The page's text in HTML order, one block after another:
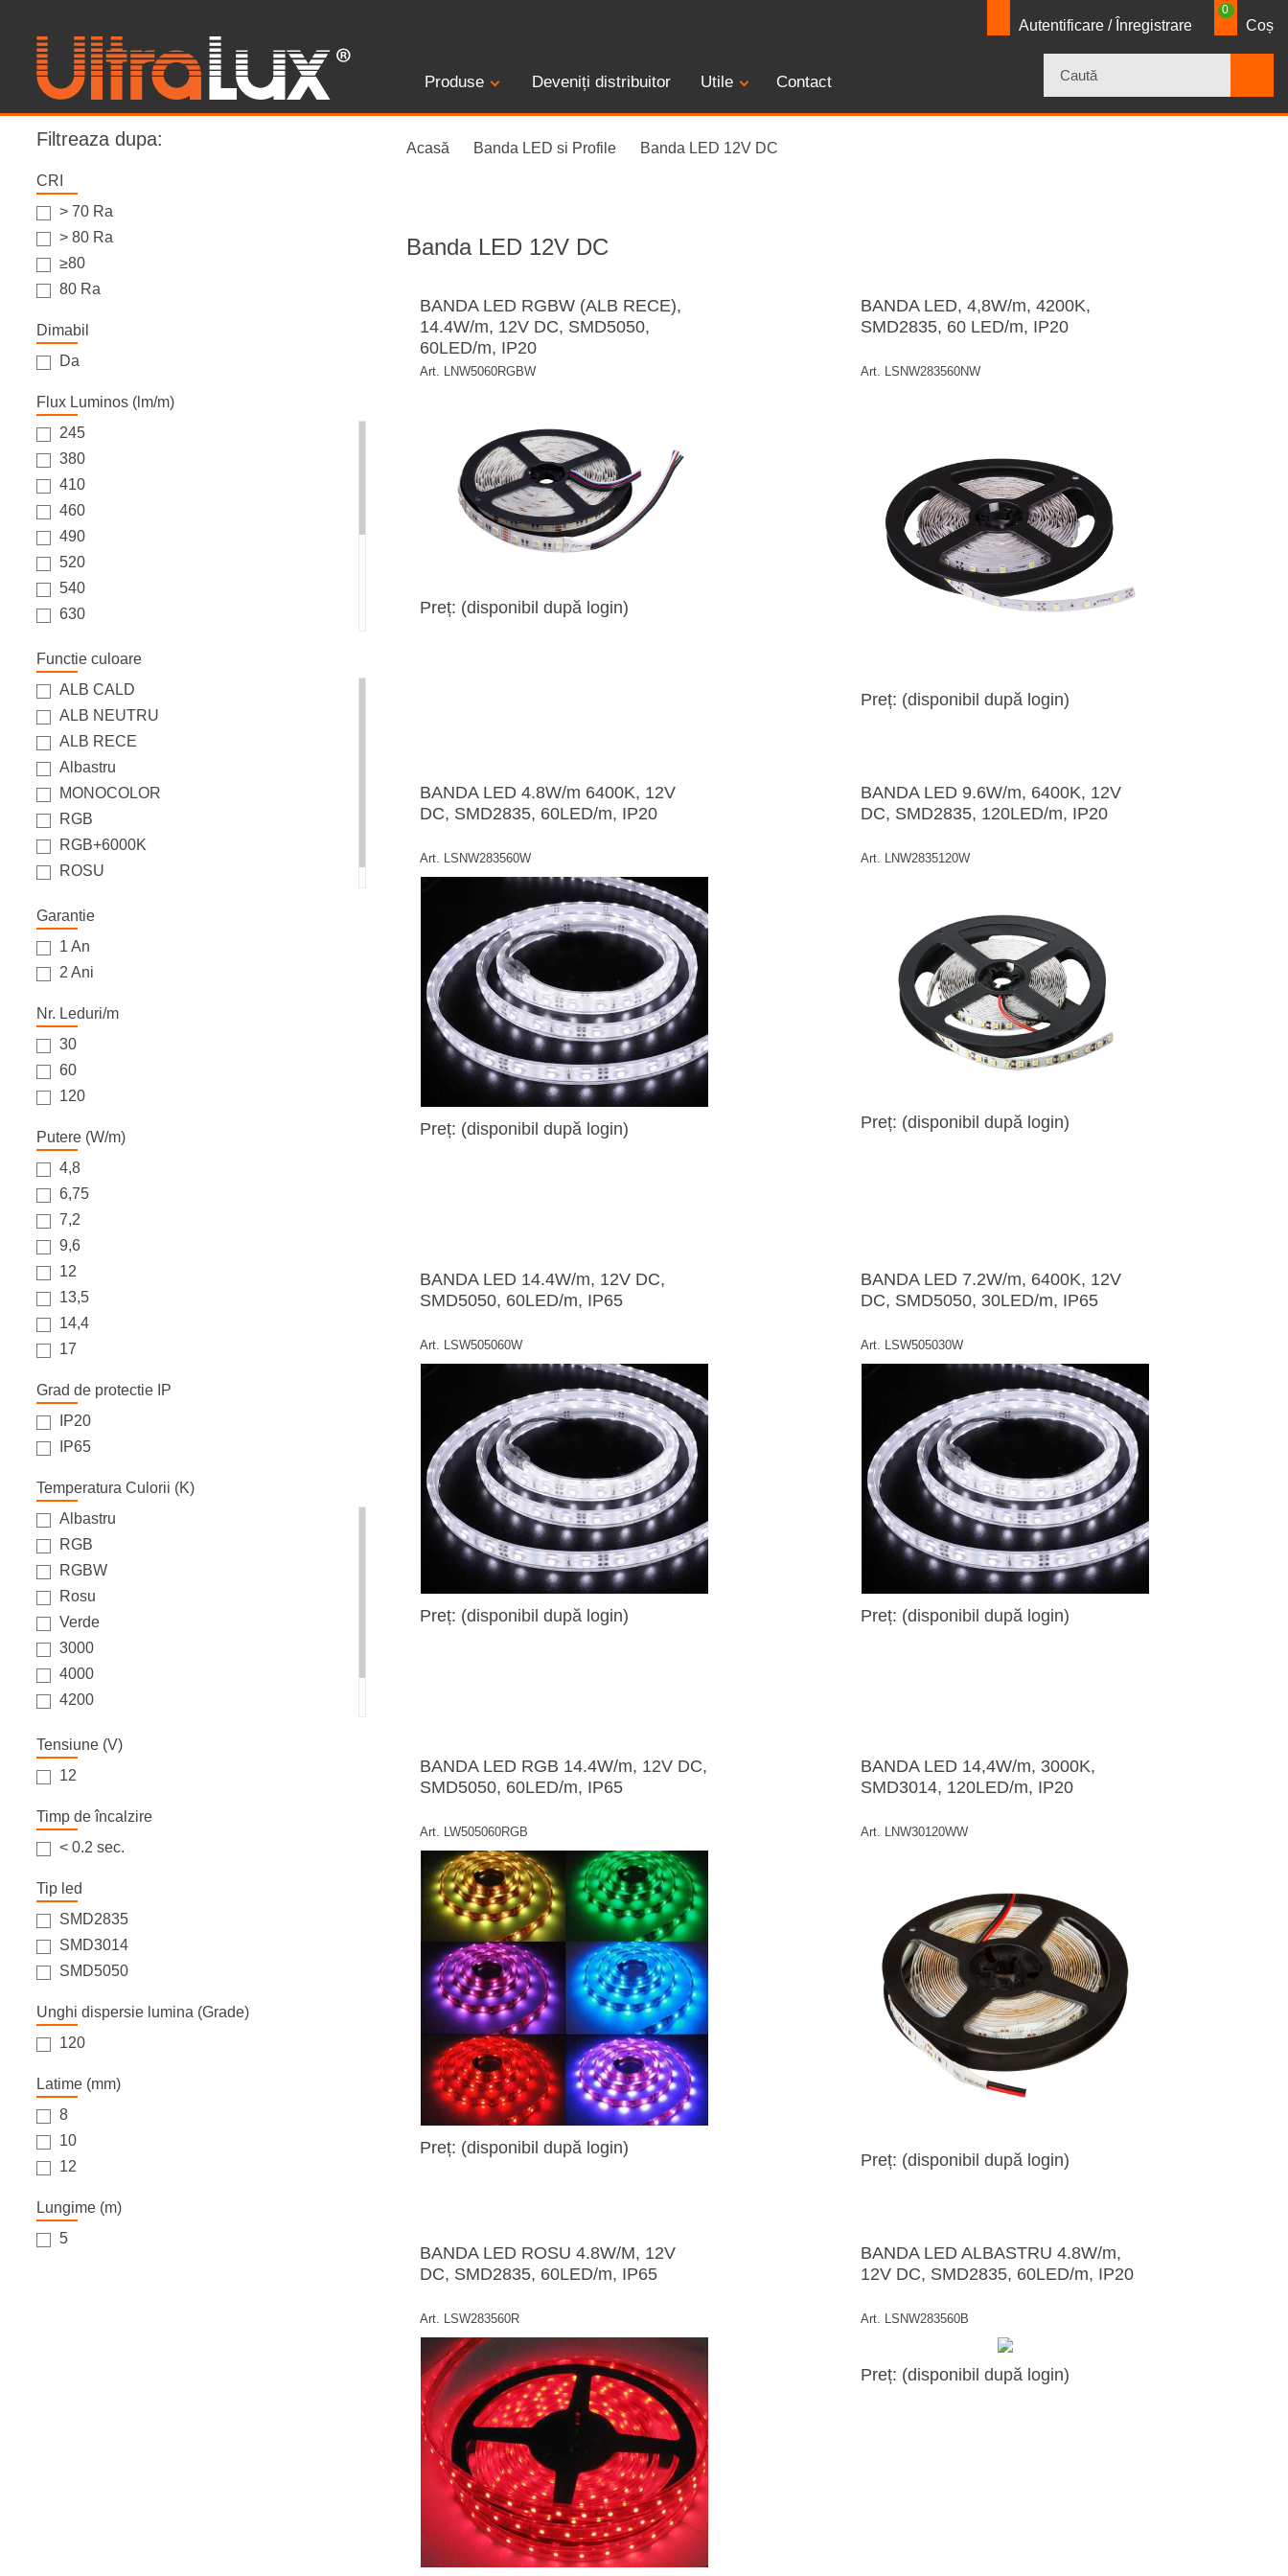
×
Produse Deveniți distribuitor Utile Contact
Autentificare / Înregistrare
0
Coș
Filtreaza dupa:
CRI
> 70 Ra
> 80 Ra
≥80
80 Ra
Dimabil
Da
Flux Luminos (lm/m)
245
380
410
460
490
520
540
630
950
1020
1080
1100
1140
1260
Functie culoare
ALB CALD
ALB NEUTRU
ALB RECE
Albastru
MONOCOLOR
RGB
RGB+6000K
ROSU
Garantie
1 An
2 Ani
Nr. Leduri/m
30
60
120
Putere (W/m)
4,8
6,75
7,2
9,6
12
13,5
14,4
17
Grad de protectie IP
IP20
IP65
Temperatura Culorii (K)
Albastru
RGB
RGBW
Rosu
Verde
3000
4000
4200
6500
Tensiune (V)
12
Timp de încalzire
< 0.2 sec.
Tip led
SMD2835
SMD3014
SMD5050
Unghi dispersie lumina (Grade)
120
Latime (mm)
8
10
12
Lungime (m)
5
Acasă Banda LED si Profile Banda LED 12V DC
Banda LED 12V DC
BANDA LED RGBW (ALB RECE),
14.4W/m, 12V DC, SMD5050,
60LED/m, IP20
Art. LNW5060RGBW
Preț: (disponibil după login)
BANDA LED, 4,8W/m, 4200K,
SMD2835, 60 LED/m, IP20
Art. LSNW283560NW
Preț: (disponibil după login)
BANDA LED 4.8W/m 6400K, 12V
DC, SMD2835, 60LED/m, IP20
Art. LSNW283560W
Preț: (disponibil după login)
BANDA LED 9.6W/m, 6400K, 12V
DC, SMD2835, 120LED/m, IP20
Art. LNW2835120W
Preț: (disponibil după login)
BANDA LED 14.4W/m, 12V DC,
SMD5050, 60LED/m, IP65
Art. LSW505060W
Preț: (disponibil după login)
BANDA LED 7.2W/m, 6400K, 12V
DC, SMD5050, 30LED/m, IP65
Art. LSW505030W
Preț: (disponibil după login)
BANDA LED RGB 14.4W/m, 12V DC,
SMD5050, 60LED/m, IP65
Art. LW505060RGB
Preț: (disponibil după login)
BANDA LED 14,4W/m, 3000K,
SMD3014, 120LED/m, IP20
Art. LNW30120WW
Preț: (disponibil după login)
BANDA LED ROSU 4.8W/M, 12V
DC, SMD2835, 60LED/m, IP65
Art. LSW283560R
BANDA LED ALBASTRU 4.8W/m,
12V DC, SMD2835, 60LED/m, IP20
Art. LSNW283560B
Preț: (disponibil după login)